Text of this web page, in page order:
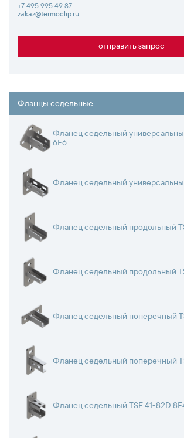
+7 495 995 49 87
zakaz@termoclip.ru
отправить запрос
Фланцы седельные
Фланец седельный
6F6
Фланец седельный
Фланец седельный продольный
Фланец седельный продольный
Фланец седельный поперечный
Фланец седельный поперечный
Фланец седельный TSF 41-82D